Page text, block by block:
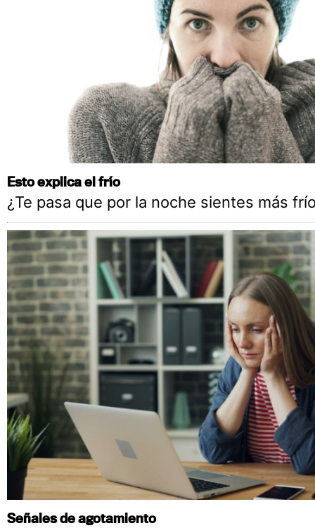
Esto explica el frío
¿Te pasa que por la noche sientes más
Señales de agotamiento